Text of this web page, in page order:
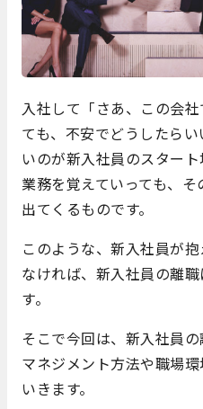
入社して「さあ、この会
ても、不安でどうしたら
いのが新入社員のスター
業務を覚えていっても、
出てくるものです。
このような、新入社員が
なければ、新入社員の離
す。
そこで今回は、新入社員
マネジメント方法や職場
いきます。